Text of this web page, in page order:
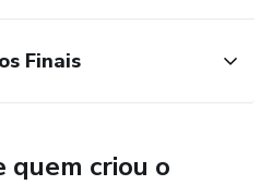
Finais
quem criou o